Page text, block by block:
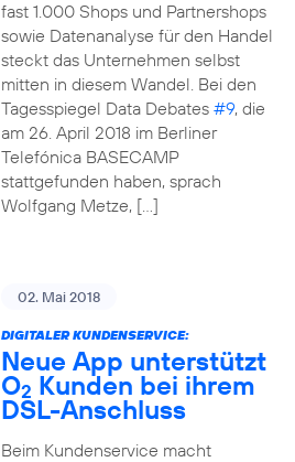
fast 1.000 Shops und Partnershops
sowie Datenanalyse für den Handel
steckt das Unternehmen selbst
mitten in diesem Wandel. Bei den
Tagesspiegel Data Debates #9, die
am 26. April 2018 im Berliner
Telefónica BASECAMP
stattgefunden haben, sprach
Wolfgang Metze, […]
02. Mai 2018
DIGITALER KUNDENSERVICE:
Neue App unterstützt
O2 Kunden bei ihrem
DSL-Anschluss
Beim Kundenservice macht